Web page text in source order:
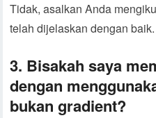
Tidak, asalkan Anda
telah dijelaskan dengan baik.
3. Bisakah saya
dengan
bukan gradient?